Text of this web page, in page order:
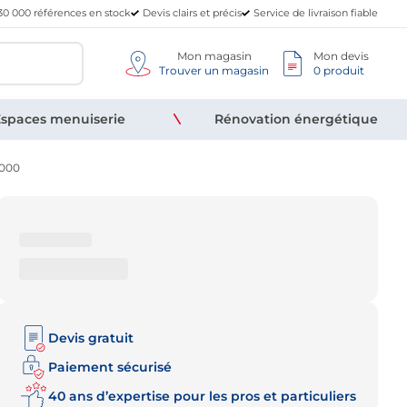
000 références en stock Devis clairs et précis Service de livraison fiable
Mon magasin
Trouver un magasin
Mon devis
0 produit
menuiserie Rénovation énergétique
Devis gratuit
Paiement sécurisé
40 ans d’expertise pour les pros et particuliers